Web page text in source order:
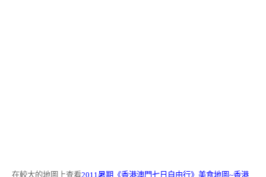
在較大的地圖上查看2011暑期《香港澳門七日自由行》美食地圖~香港